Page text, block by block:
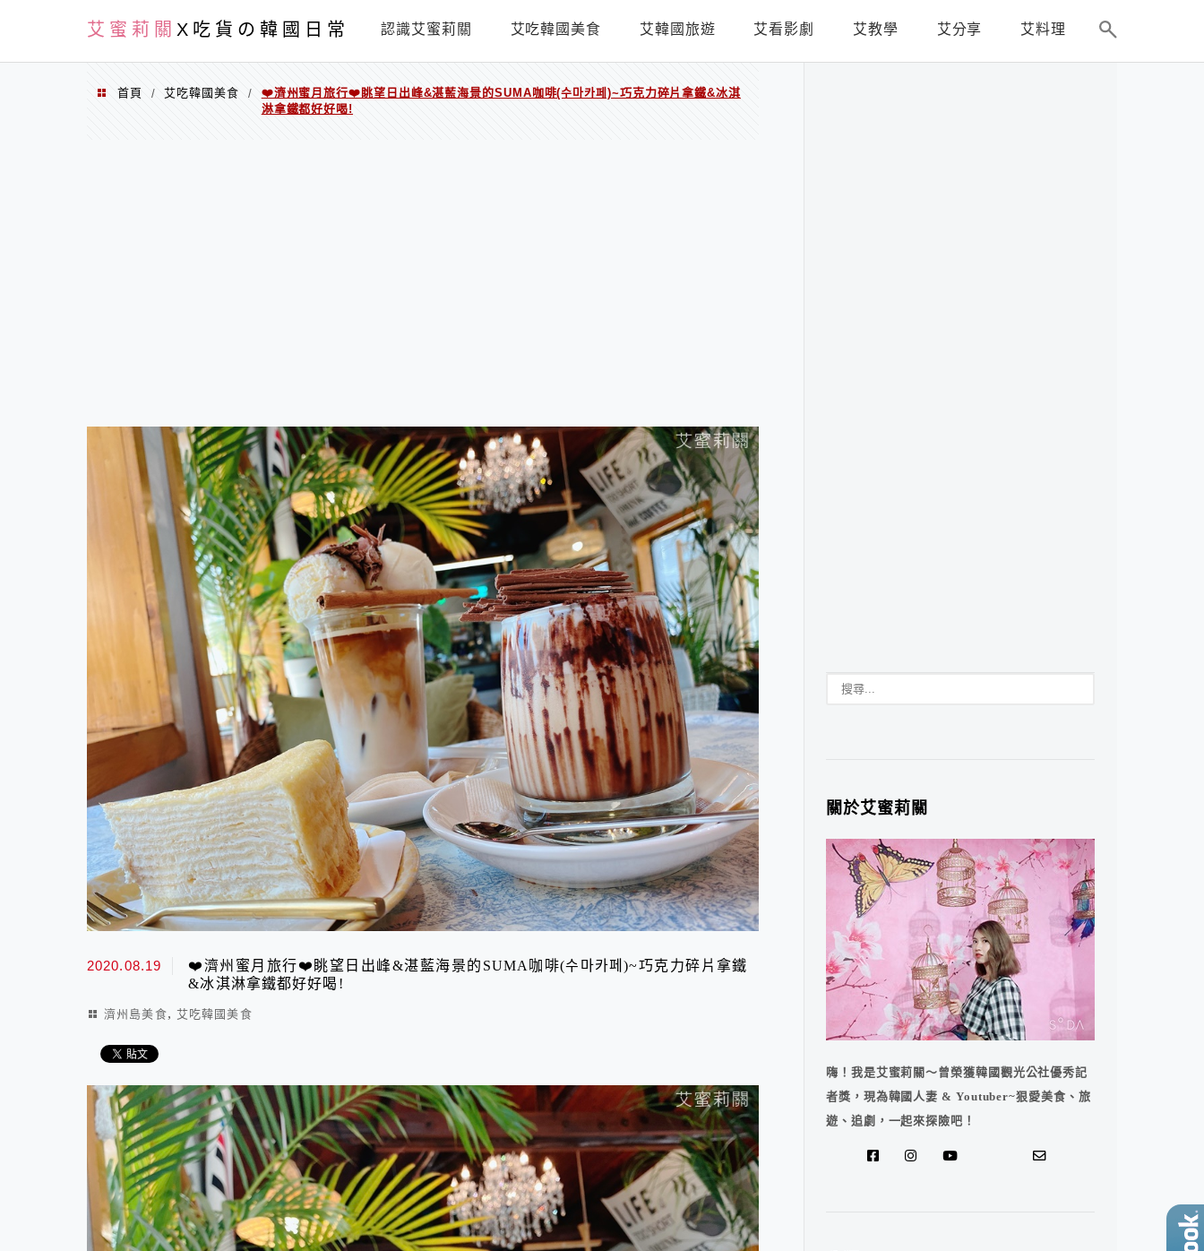
艾蜜莉關 X吃貨の韓國日常
PXN
認識艾蜜莉關 艾吃韓國美食 艾韓國旅遊 艾看影劇 艾教學 艾分享 艾料理
首頁 / 艾吃韓國美食 /
❤️濟州蜜月旅行❤️眺望日出峰&湛藍海景的SUMA咖啡(수마카페)~巧克力碎片拿鐵&冰淇
淋拿鐵都好好喝!
2020.08.19
❤️濟州蜜月旅行❤️眺望日出峰&湛藍海景的SUMA咖啡(수마카페)~巧克力碎片拿鐵
&冰淇淋拿鐵都好好喝!
濟州島美食, 艾吃韓國美食
關於艾蜜莉關
嗨！我是艾蜜莉關～曾榮獲韓國觀光公社優秀記
者獎，現為韓國人妻 & Youtuber~狠愛美食、旅
遊、追劇，一起來探險吧！